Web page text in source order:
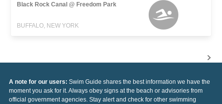
Black Rock Canal @ Freedom Park
BUFFALO, NEW YORK
A note for our users: Swim Guide shares the best information we have the
moment you ask for it. Always obey signs at the beach or advisories from
official government agencies. Stay alert and check for other swimming